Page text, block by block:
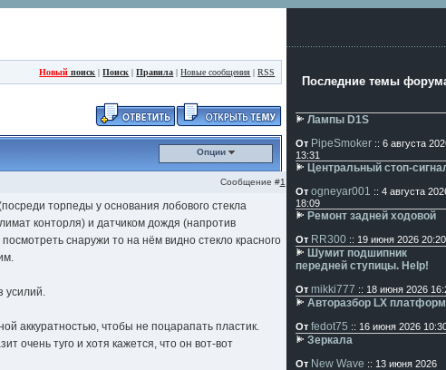
Новый поиск |Поиск |Правила |Новые сообщения |RSS
Опции
Сообщение #1
торпеды у основания лобового стекла
конторля) и датчиком дождя (напротив
снаружи то на нём видно стекло красного
усилий.
аккуратностью, чтобы не поцарапать пластик.
очень туго и хотя кажется, что он вот-вот
Последние темы
Лампы D1S
От PipeSmoker :: 6 августа
13:31
Центральный стоп-
От ogneyar001 :: 4 августа
18:09
Ремонт задней ходовой
От RR300 :: 19 июня 2026 20:20
Шумит подшипник
передней ступицы. Help!
От mikki777 :: 18 июня 2026
Авторазбор LX
От fedot75 :: 16 июня 2026
Зеркала
От New Wave :: 13 июня 2026